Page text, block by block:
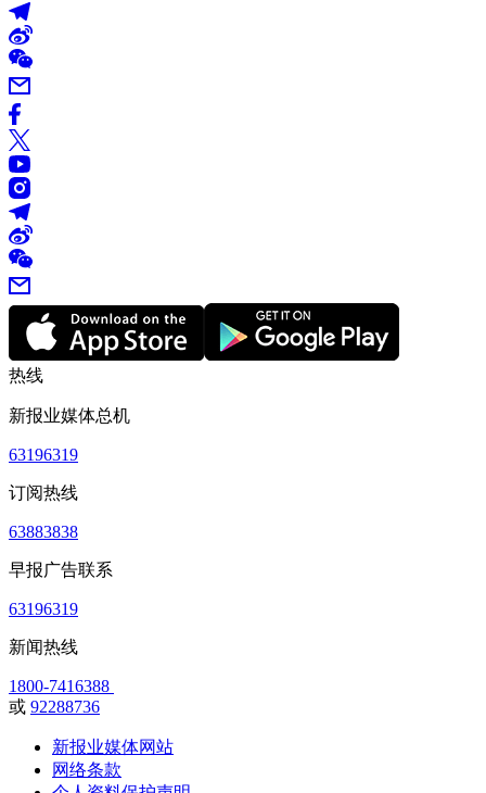
热线
新报业媒体总机
63196319
订阅热线
63883838
早报广告联系
63196319
新闻热线
1800-7416388
或 92288736
新报业媒体网站
网络条款